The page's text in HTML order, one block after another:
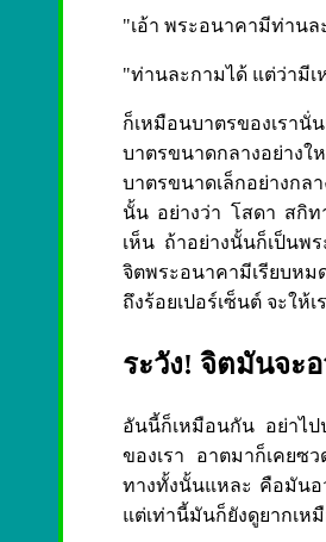
"เอ้า พระอนาคามีท่านล
"ท่านละกามได้ แต่ว่ามี
ก็เหมือนบาตรของเรา
บาตรขนาดกลางอย่าง
บาตรขนาดเล็กอย่างกล
นั้น อย่างว่า โสดา สกิ
เห็น ถ้าอย่างนั้นก็เป็น
จิตพระอนาคามีเรียบหม
ถึงร้อยเปอร์เซ็นต์ จะให้
ระวัง! จิตมันจะ
อันนี้ก็เหมือนกัน อย่าไป
ของเรา อาตมาก็เคยซ
ทางทั้งนั้นแหละ คือมัน
แต่เท่านี้มันก็ยังดูยากเห